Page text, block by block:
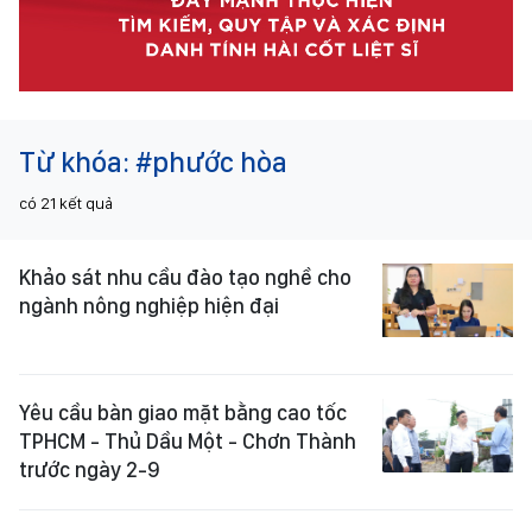
Từ khóa: #phước hòa
có 21 kết quả
Khảo sát nhu cầu đào tạo nghề cho
ngành nông nghiệp hiện đại
Yêu cầu bàn giao mặt bằng cao tốc
TPHCM - Thủ Dầu Một - Chơn Thành
trước ngày 2-9